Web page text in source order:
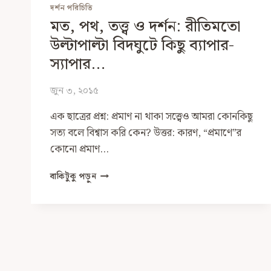
দর্শন পরিচিতি
মত, পথ, তত্ত্ব ও দর্শন: রীতিমতো
উল্টাপাল্টা বিদঘুটে কিছু ব্যাপার-
স্যাপার…
জুন ৩, ২০১৫
এক ছাত্রের প্রশ্ন: প্রমাণ না থাকা সত্ত্বেও আমরা কোনকিছু
সত্য বলে বিশ্বাস করি কেন? উত্তর: কারণ, “প্রমাণে”র
কোনো প্রমাণ…
বাকিটুকু পড়ুনমত,